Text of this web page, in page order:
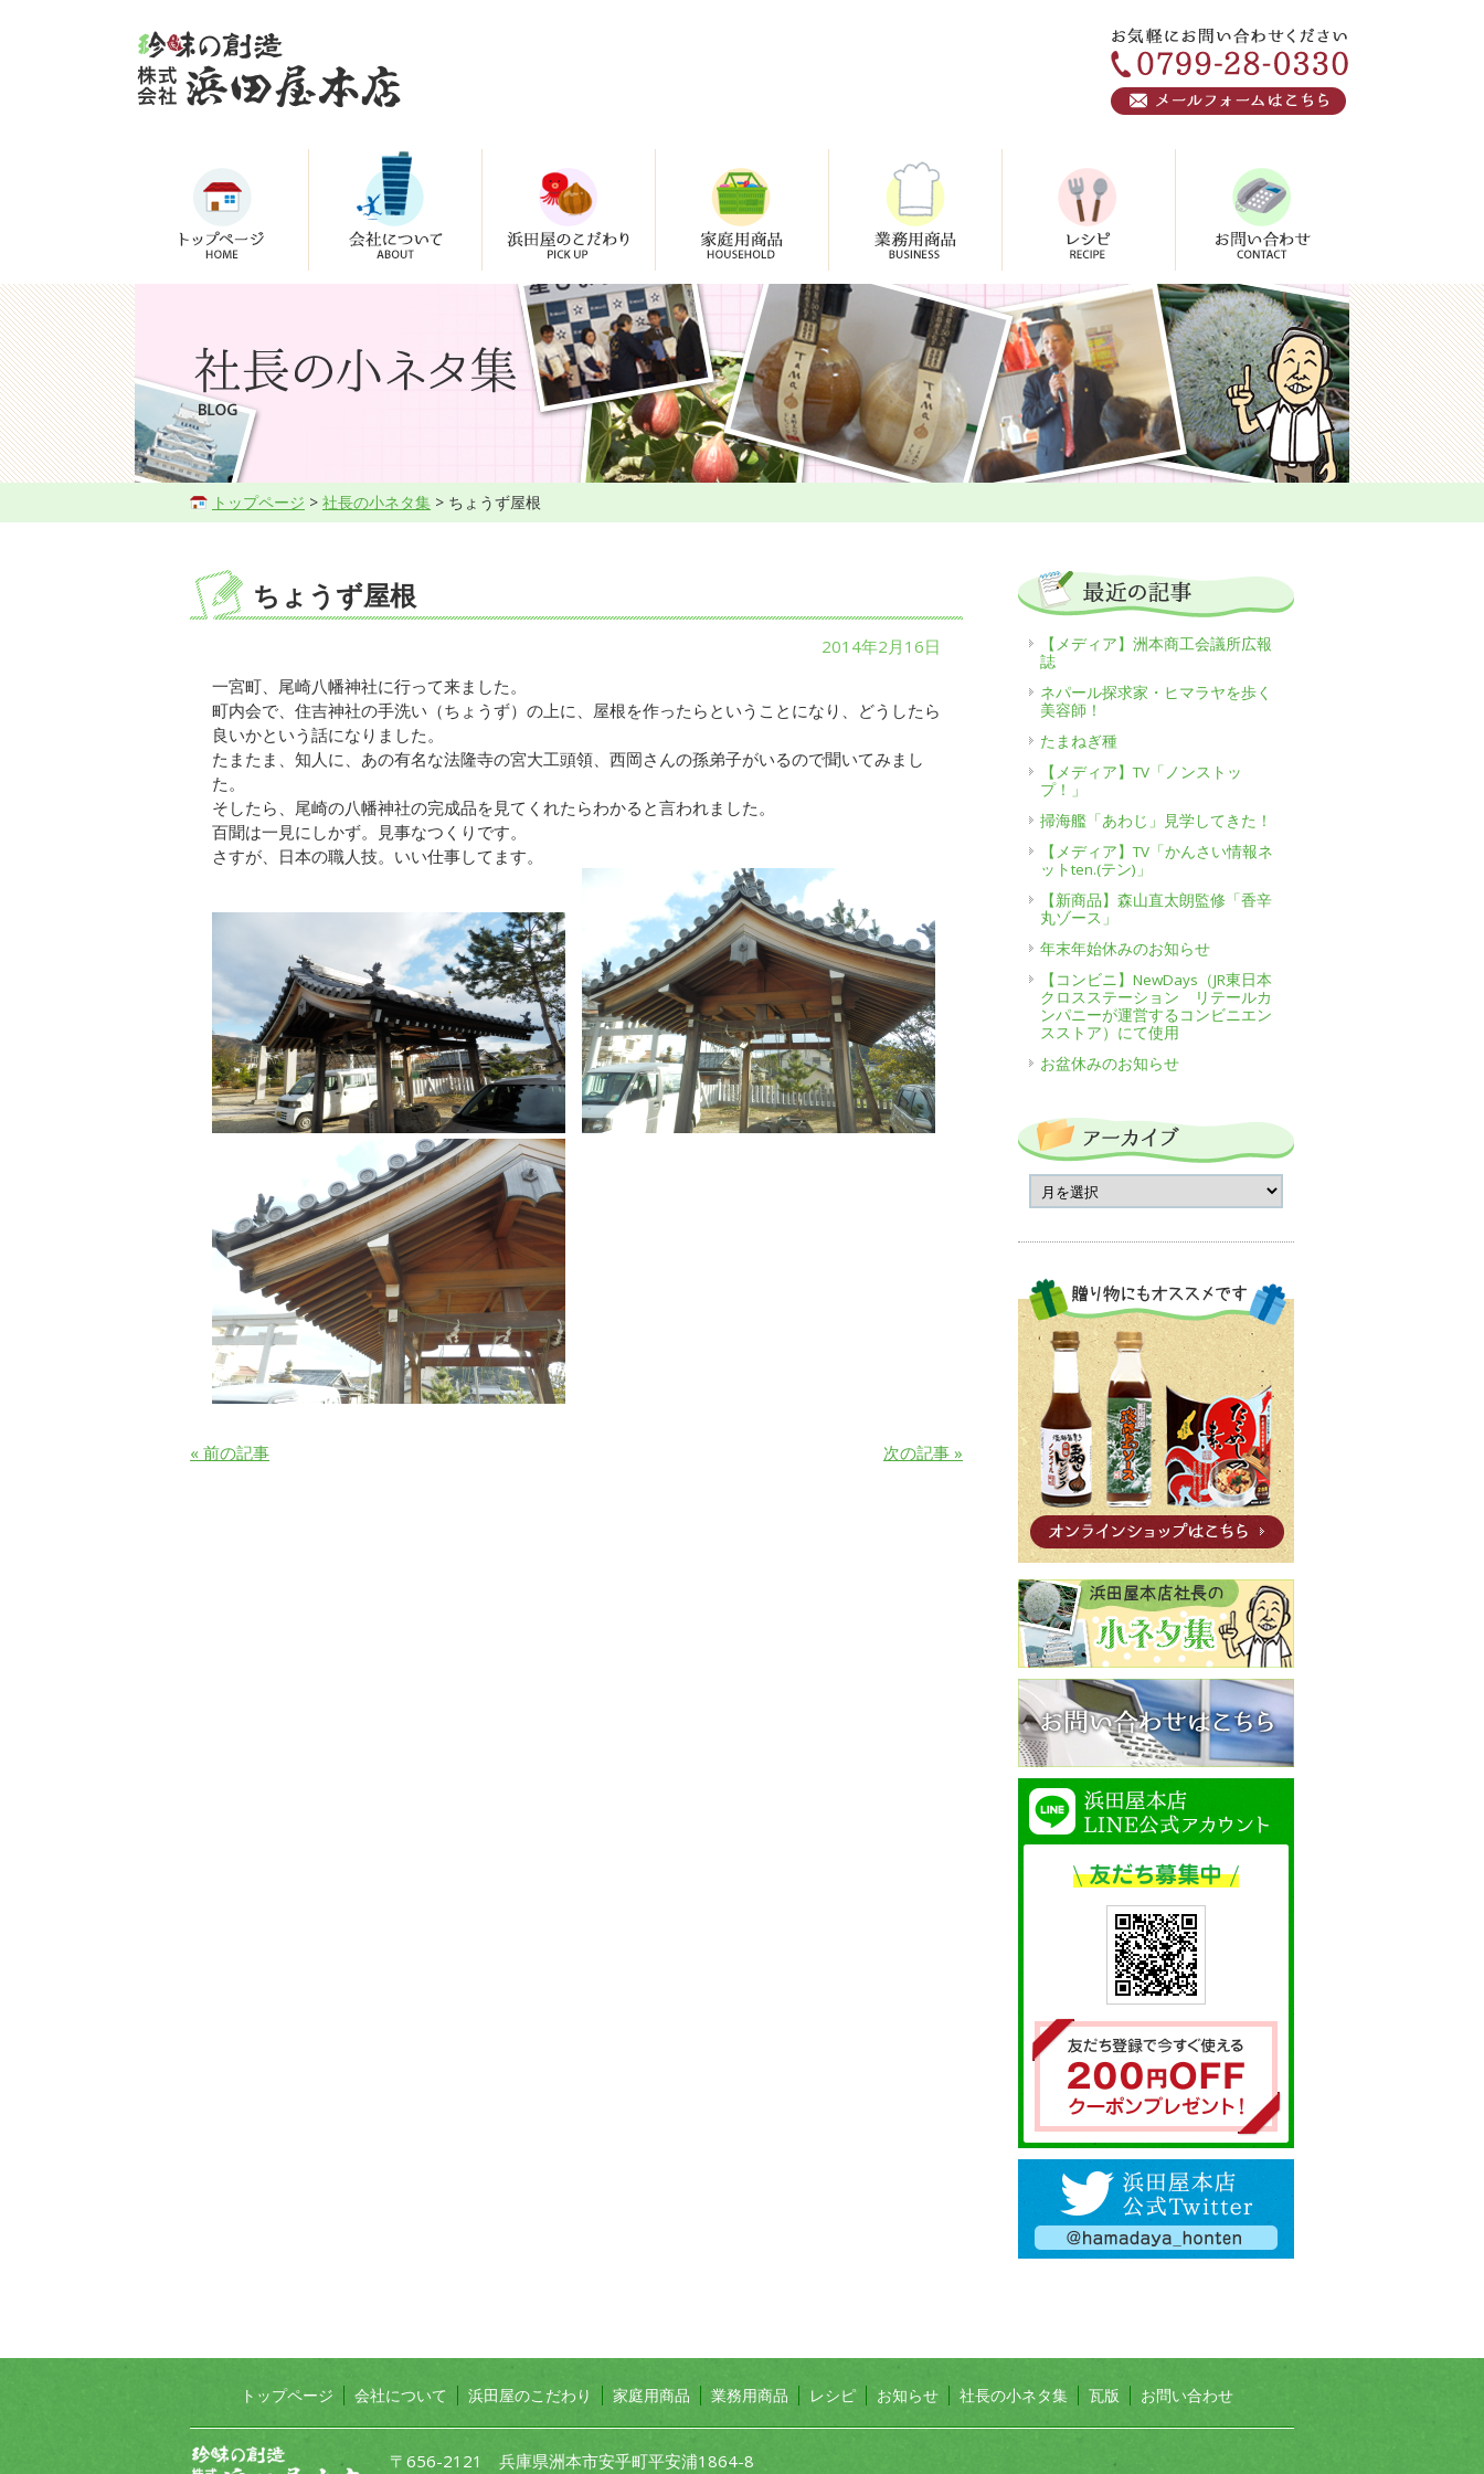
トップページ > 社長の小ネタ集 > ちょうず屋根
ちょうず屋根
2014年2月16日
一宮町、尾崎八幡神社に行って来ました。
町内会で、住吉神社の手洗い（ちょうず）の上に、屋根を作ったらということになり、どうしたら
良いかという話になりました。
たまたま、知人に、あの有名な法隆寺の宮大工頭領、西岡さんの孫弟子がいるので聞いてみまし
た。
そしたら、尾崎の八幡神社の完成品を見てくれたらわかると言われました。
百聞は一見にしかず。見事なつくりです。
さすが、日本の職人技。いい仕事してます。
« 前の記事 次の記事 »
【メディア】洲本商工会議所広報
誌
ネパール探求家・ヒマラヤを歩く
美容師！
たまねぎ種
【メディア】TV「ノンストッ
プ！」
掃海艦「あわじ」見学してきた！
【メディア】TV「かんさい情報ネ
ットten.(テン)」
【新商品】森山直太朗監修「香辛
丸ゾース」
年末年始休みのお知らせ
【コンビニ】NewDays（JR東日本
クロスステーション リテールカ
ンパニーが運営するコンビニエン
スストア）にて使用
お盆休みのお知らせ
トップページ 会社について 浜田屋のこだわり 家庭用商品 業務用商品 レシピ お知らせ 社長の小ネタ集 瓦版 お問い合わせ
〒656-2121 兵庫県洲本市安乎町平安浦1864-8